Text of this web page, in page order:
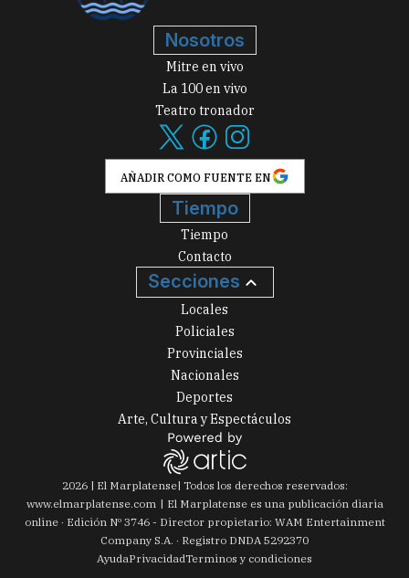
Nosotros
Mitre en vivo
La 100 en vivo
Teatro tronador
AÑADIR COMO FUENTE EN
Tiempo
Tiempo
Contacto
Secciones
Locales
Policiales
Provinciales
Nacionales
Deportes
Arte, Cultura y Espectáculos
2026| El Marplatense| Todos los derechos reservados:
www.elmarplatense.com
El Marplatense es una publicación diaria
online · Edición Nº 3746- Director propietario: WAM Entertainment
Company S.A. · Registro DNDA 5292370
AyudaPrivacidadTerminos y condiciones